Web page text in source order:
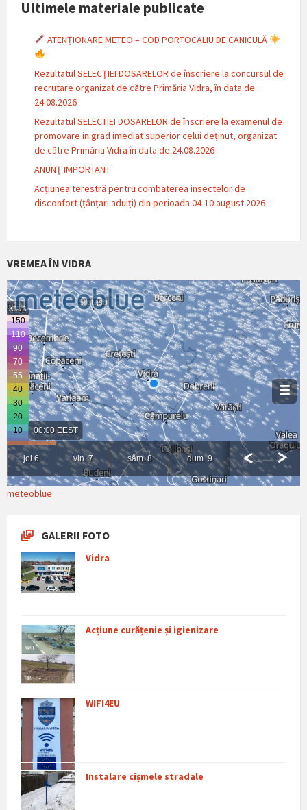
Ultimele materiale publicate
ATENȚIONARE METEO – COD PORTOCALIU DE CANICULĂ
Rezultatul SELECȚIEI DOSARELOR de înscriere la concursul de
recrutare organizat de către Primăria Vidra, în data de
24.08.2026
Rezultatul SELECTIEI DOSARELOR de înscriere la examenul de
promovare in grad imediat superior celui deținut, organizat
de către Primăria Vidra în data de 24.08.2026
ANUNȚ IMPORTANT
Acțiunea terestră pentru combaterea insectelor de
disconfort (țânțari adulți) din perioada 04-10 august 2026
VREMEA ÎN VIDRA
meteoblue
GALERII FOTO
Vidra
Acțiune curățenie și igienizare
WIFI4EU
Instalare cișmele stradale